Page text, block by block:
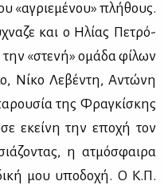
«αγριε­μέ­νου» πλή­θους.
και ο Ηλί­ας Πε­τρό­
«στε­νή» ομά­δα φί­λων
Νί­κο Λε­βέ­ντη, Αντώ­νη
της Φρα­γκί­σκης
εκεί­νη την επο­χή τον
η ατμό­σφαι­ρα
μου υπο­δο­χή. Ο Κ.Π.